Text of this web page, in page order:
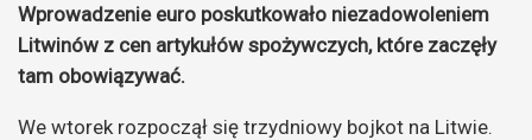
Wprowadzenie euro poskutkowało niezadowoleniem
Litwinów z cen artykułów spożywczych, które zaczęły
tam obowiązywać.
We wtorek rozpoczął się trzydniowy bojkot na Litwie.